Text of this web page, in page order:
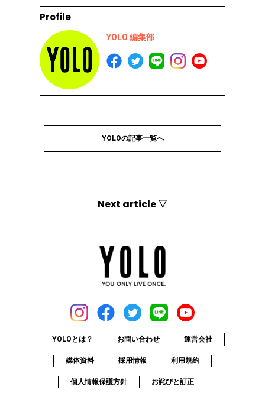
Profile
YOLO 編集部
YOLOの記事一覧へ
Next article ▽
YOLOとは？ お問い合わせ 運営会社
媒体資料 採用情報 利用規約
個人情報保護方針 お詫びと訂正